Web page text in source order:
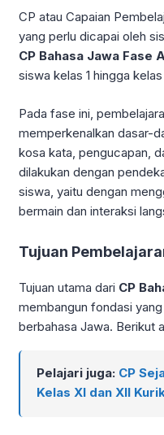
CP atau Capaian
yang perlu dicapai oleh
CP Bahasa Jawa Fase
siswa kelas 1 hingga
Pada fase ini,
memperkenalkan dasar-
kosa kata, pengucapan,
dilakukan dengan
siswa, yaitu dengan
bermain dan interaksi
Tujuan
Tujuan utama dari CP
membangun fondasi
berbahasa Jawa. Berikut
Pelajari juga: CP
Kelas XI dan XII